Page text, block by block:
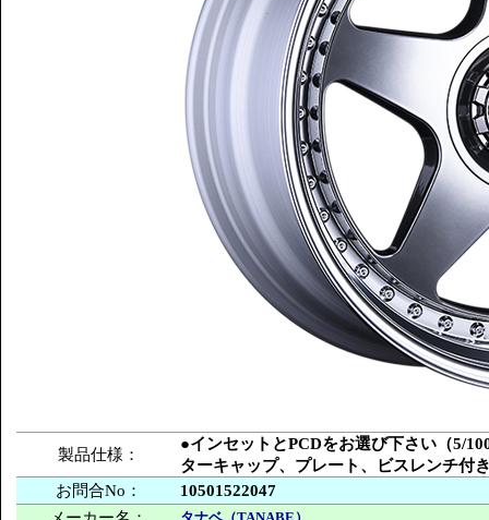
製品仕様：
●インセットとPCDをお選び下さい（5/
ターキャップ、プレート、ビスレンチ付
お問合No：
10501522047